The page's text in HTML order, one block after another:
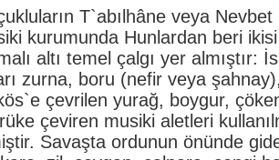
T`abılhâne veya
kurumunda Hunlardan beri
altı temel çalgı yer almıştır:
zurna, boru (nefir veya
çevrilen yurağ, boygur,
çeviren musiki aletleri
Savaşta ordunun önünde